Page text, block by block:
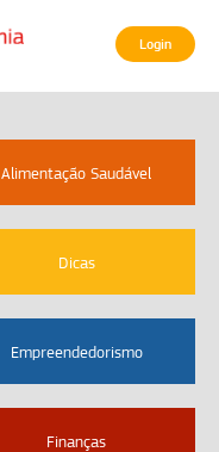
Login
Alimentação Saudável
Dicas
Empreendedorismo
Finanças